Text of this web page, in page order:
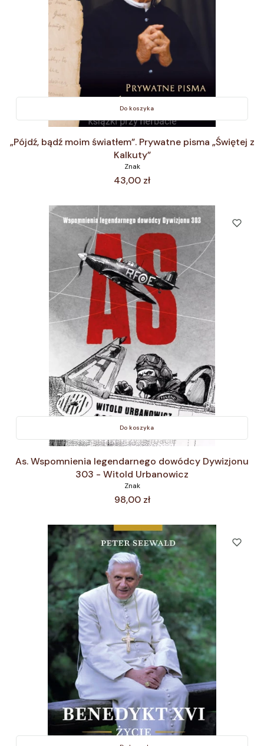
Do koszyka
„Pójdź, bądź moim światłem”. Prywatne pisma „Świętej z
Kalkuty”
Znak
Cena
43,00 zł
Do koszyka
As. Wspomnienia legendarnego dowódcy Dywizjonu
303 - Witold Urbanowicz
Znak
Cena
98,00 zł